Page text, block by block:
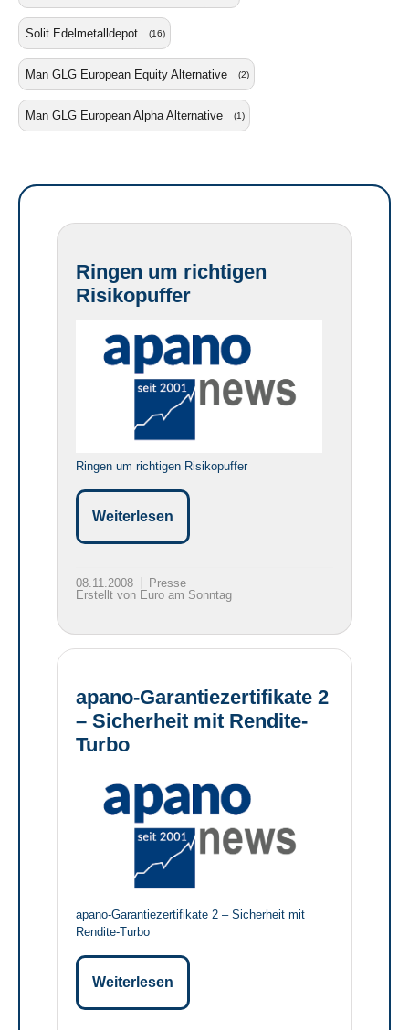
Solit Edelmetalldepot (16)
Man GLG European Equity Alternative (2)
Man GLG European Alpha Alternative (1)
Ringen um richtigen
Risikopuffer
Ringen um richtigen Risikopuffer
Weiterlesen
08.11.2008
Presse
Erstellt von Euro am Sonntag
apano-Garantiezertifikate 2
– Sicherheit mit Rendite-
Turbo
apano-Garantiezertifikate 2 – Sicherheit mit
Rendite-Turbo
Weiterlesen